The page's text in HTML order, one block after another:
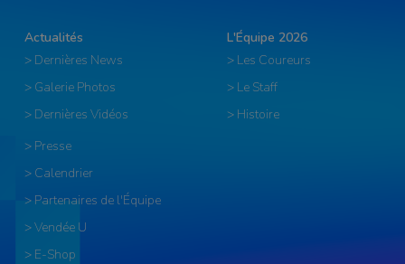
Actualités
> Dernières News
> Galerie Photos
> Dernières Vidéos
L'Équipe 2026
> Les Coureurs
> Le Staff
> Histoire
> Presse
> Calendrier
> Partenaires de l'Équipe
> Vendée U
> E-Shop